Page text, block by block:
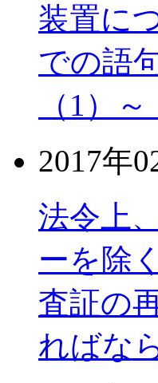
装置に
での語
（1）
2017年
法令上
ーを除
査証の
ればな